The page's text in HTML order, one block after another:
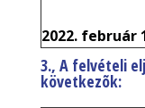
2022. február
3., A felvételi
következõk: